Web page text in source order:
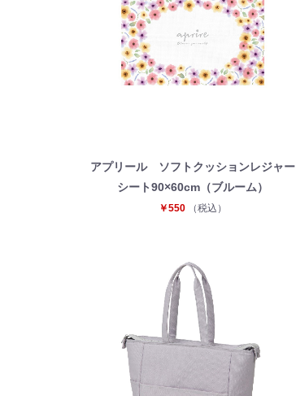
アプリール ソフトクッションレジャー
シート90×60cm（ブルーム）
￥550 （税込）